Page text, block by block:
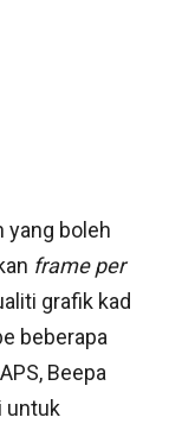
yang boleh
frame per
grafik kad
beberapa
Beepa
untuk